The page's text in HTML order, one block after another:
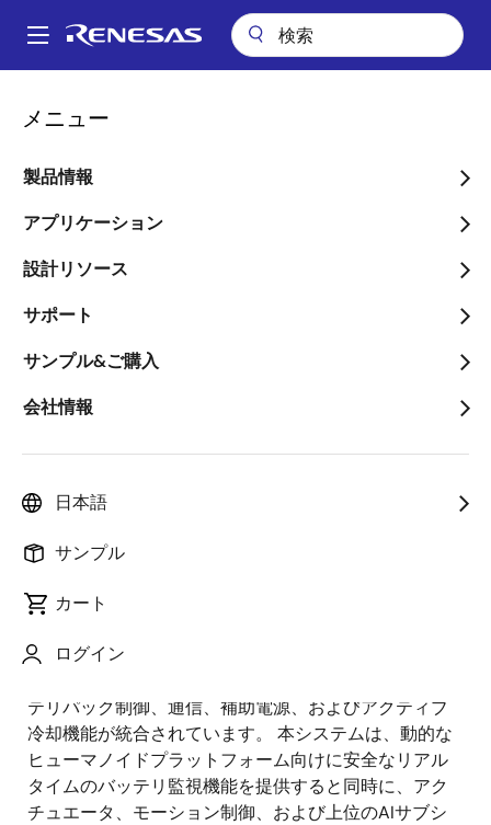
ン
Main
メニュー
製品情報
アプリケーション
設計リソース
サポート
サンプル&ご購入
会社情報
日本語
サンプル
カート
ログイン
パ
ン
く
ず
ヒューマノイド用バッテリマネジメントシステム
ヒューマノイド用バッテリ
マネジメントシステム
ページセクションへ移動：
概要
要
説
および電力制御システムには、セルバランス調整と監
テリパック制御、通信、補助電源、およびアクティブ
冷却機能が統合されています。 本システムは、動的な
ヒューマノイドプラットフォーム向けに安全なリアル
タイムのバッテリ監視機能を提供すると同時に、アク
チュエータ、モーション制御、および上位のAIサブシ